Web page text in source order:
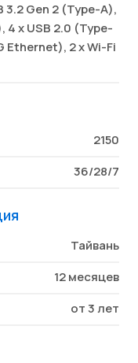
3.2 Gen 2 (Type-A),
4 x USB 2.0 (Type-
Ethernet), 2 x Wi-Fi
2150
36/28/7
Тайвань
12 месяцев
от 3 лет